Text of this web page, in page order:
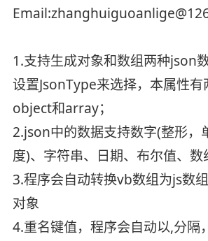
1.支持生成对象和数组两种json
设置JsonType来选择，本属性有
object和array；
2.json中的数据支持数字(整形，
度)、字符串、日期、布尔值、数
3.程序会自动转换vb数组为js数
对象
4.重名键值，程序会自动以,分隔